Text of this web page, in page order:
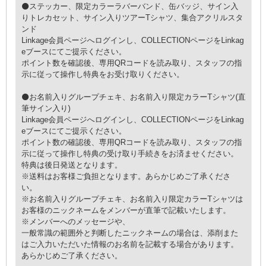
⚫ステッカー、限定カラーラバーバンド、缶バッジ、サイン入
りトレカセット、サイン入りツアーTシャツ、集合アクリルスタ
ンド
Linkage会員ページへログインし、COLLECTIONページをLinkag
eブースにてご提示ください。
ポイント数を確認後、専用QRコードを読み取り、スタッフの指
示に従って操作し特典をお受け取りください。
⚫お名前入りグループチェキ、お名前入り限定カラーTシャツ(直
筆サイン入り)
Linkage会員ページへログインし、COLLECTIONページをLinkag
eブースにてご提示ください。
ポイント数の確認後、専用QRコードを読み取り、スタッフの指
示に従って操作し特典の受け取り手続きをお済ませください。
特典は後日発送となります。
※送料はお客様ご負担となります。あらかじめご了承くださ
い。
※お名前入りグループチェキ、お名前入り限定カラーTシャツは
お客様のニックネームをメンバーが直筆で記載いたします。
※メンバーへのメッセージや、
一般常識の範囲外と判断したニックネームの場合は、添削また
はご入力いただいた情報のお名前を記載する場合があります。
あらかじめご了承ください。